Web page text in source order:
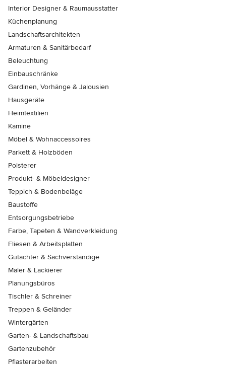
Interior Designer & Raumausstatter
Küchenplanung
Landschaftsarchitekten
Armaturen & Sanitärbedarf
Beleuchtung
Einbauschränke
Gardinen, Vorhänge & Jalousien
Hausgeräte
Heimtextilien
Kamine
Möbel & Wohnaccessoires
Parkett & Holzböden
Polsterer
Produkt- & Möbeldesigner
Teppich & Bodenbeläge
Baustoffe
Entsorgungsbetriebe
Farbe, Tapeten & Wandverkleidung
Fliesen & Arbeitsplatten
Gutachter & Sachverständige
Maler & Lackierer
Planungsbüros
Tischler & Schreiner
Treppen & Geländer
Wintergärten
Garten- & Landschaftsbau
Gartenzubehör
Pflasterarbeiten